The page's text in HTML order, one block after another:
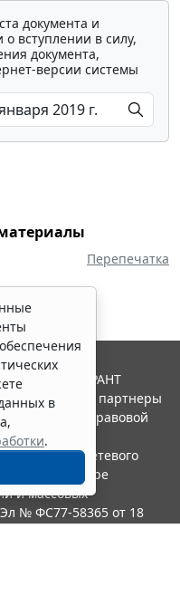
документа и
вступлении в силу,
документа,
версии системы
Перепечатка
в
.
Система ГАРАНТ
"Гарант" и ее партнеры
ассоциации правовой
в качестве сетевого
надзору в сфере
и массовых
№ ФС77-58365 от 18